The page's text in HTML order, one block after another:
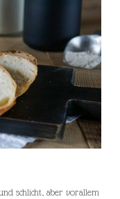
schlicht, aber vorallem